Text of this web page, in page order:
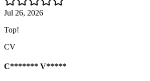
Jul 26, 2026
Top!
CV
C******* V*****